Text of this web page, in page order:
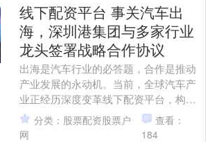
线下配资平台 事关汽车出
海，深圳港集团与多家行业
龙头签署战略合作协议
出海是汽车行业的必答题，合作是推动
产业发展的永动机。当前，全球汽车产
业正经历深度变革线下配资平台，构建
成本更低、效率更高、韧性更强的汽车
海运物流供应链，将助力中....
分类：股票配资股票户
网
查看：
184